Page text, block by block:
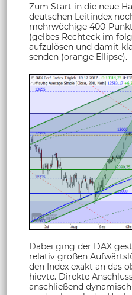
Zum Start in die neue
deutschen Leitindex
mehrwöchige 400-
(gelbes Rechteck im
aufzulösen und damit
senden (orange Ellipse).
Dabei ging der DAX
relativ großen
den Index exakt an das
hievte. Direkte
anschließend